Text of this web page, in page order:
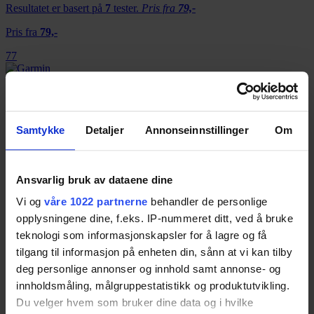
Samtykke Detaljer Annonseinnstillinger Om
Ansvarlig bruk av dataene dine
Vi og våre 1022 partnerne behandler de personlige
opplysningene dine, f.eks. IP-nummeret ditt, ved å bruke
teknologi som informasjonskapsler for å lagre og få
tilgang til informasjon på enheten din, sånn at vi kan tilby
deg personlige annonser og innhold samt annonse- og
innholdsmåling, målgruppestatistikk og produktutvikling.
Du velger hvem som bruker dine data og i hvilke
Resultatet er basert på 7 tester. Pris fra 79,-
Pris fra 79,-
77
Resultatet er basert på14tester.Pris fra36,-
Pris fra36,-
TomTom Adventurer
Resultatet er basert på8tester.Pris fra 199,-
Pris fra199,-